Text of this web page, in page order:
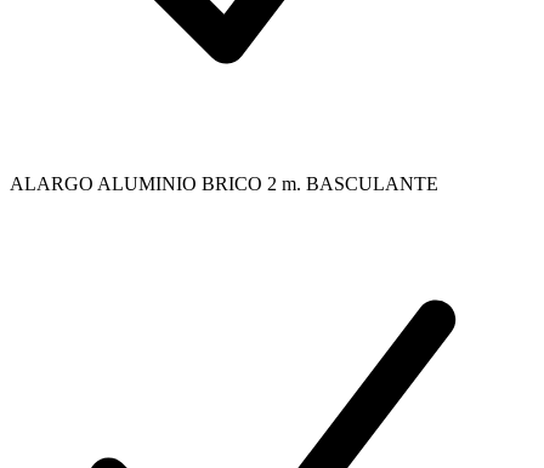
ALARGO ALUMINIO BRICO 2 m. BASCULANTE